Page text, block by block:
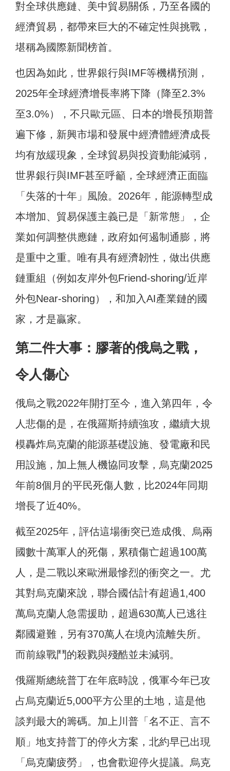
對全球供應鏈、美中貿易關係，乃至各國的
經濟貿易，都帶來巨大的不確定性與挑戰，
堪稱為國際新聞榜首。
也因為如此，世界銀行與IMF等機構預測，
2025年全球經濟增長率將下降（降至2.3%
至3.0%），不只歐元區、日本的增長預期普
遍下修，新興市場和發展中經濟體經濟成長
均有放緩現象，全球貿易與投資動能減弱，
世界銀行與IMF甚至呼籲，全球經濟正面臨
「失落的十年」風險。2026年，能源轉型成
本增加、貿易保護主義已是「新常態」，企
業如何調整供應鏈，政府如何遏制通膨，將
是重中之重。唯有具有經濟韌性，做出供應
鏈重組（例如友岸外包Friend-shoring/近岸
外包Near-shoring），和加入AI產業鏈的國
家，才是贏家。
第二件大事：膠著的俄烏之戰，
令人傷心
俄烏之戰2022年開打至今，進入第四年，令
人悲傷的是，在俄羅斯持續強攻，繼續大規
模轟炸烏克蘭的能源基礎設施、發電廠和民
用設施，加上無人機協同攻擊，烏克蘭2025
年前8個月的平民死傷人數，比2024年同期
增長了近40%。
截至2025年，評估這場衝突已造成俄、烏兩
國數十萬軍人的死傷，累積傷亡超過100萬
人，是二戰以來歐洲最慘烈的衝突之一。尤
其對烏克蘭來說，聯合國估計有超過1,400
萬烏克蘭人急需援助，超過630萬人已逃往
鄰國避難，另有370萬人在境內流離失所。
而前線戰鬥的殺戮與殘酷並未減弱。
俄羅斯總統普丁在年底時說，俄軍今年已攻
占烏克蘭近5,000平方公里的土地，這是他
談判最大的籌碼。加上川普「名不正、言不
順」地支持普丁的停火方案，北約早已出現
「烏克蘭疲勞」，也會歡迎停火提議。烏克